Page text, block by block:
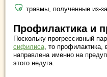
травмы, полученные из-
Профилактика и
Поскольку прогрессивный
сифилиса , то
направлена именно на
этого недуга.